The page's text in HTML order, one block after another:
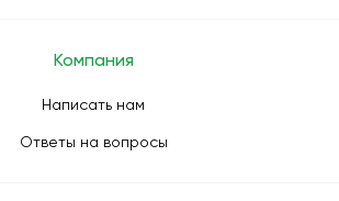
Компания
Написать нам
Ответы на вопросы